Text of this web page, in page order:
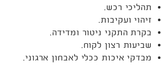
תהליכי רכש.
זיהוי ועקיבות.
בקרת התקני ניטור ומדידה.
שביעות רצון לקוח.
מבדקי איכות ככלי לאבחון ארגוני.